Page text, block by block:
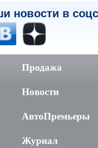
новости в
Продажа
Новости
АвтоПремьеры
Журнал